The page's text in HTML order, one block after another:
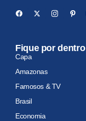
Fique por dentro
Capa
Amazonas
Famosos & TV
Brasil
Economia